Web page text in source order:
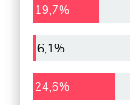
19,7%
6,1%
24,6%